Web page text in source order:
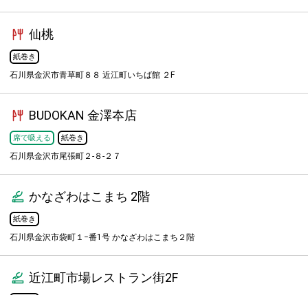
仙桃
紙巻き
石川県金沢市青草町８８ 近江町いちば館 ２F
BUDOKAN 金澤夲店
席で吸える 紙巻き
石川県金沢市尾張町２-８-２７
かなざわはこまち 2階
紙巻き
石川県金沢市袋町１−番1号 かなざわはこまち２階
近江町市場レストラン街2F